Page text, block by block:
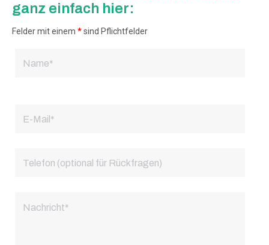
ganz einfach hier:
Felder mit einem *sind Pflichtfelder